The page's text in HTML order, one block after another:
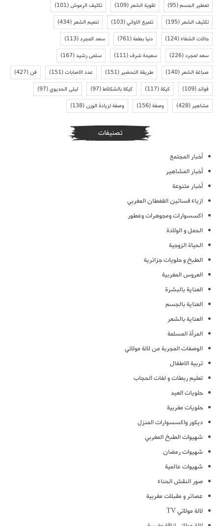
تعطير الجسم(95) تقوية الشعر(109) تكثيف الرموش(101)
تكثيف الشعر(195) تلميع الاواني(103) تنعيم الشعر(434)
حالات الشفاء(124) دنيا بطمة(761) سعد المجرد(113)
سعد لمجرد(226) سعيدة شرف(111) سلمى رشيد(167)
صباغة الشعر(140) طريقة التحضير(151) عدد الاصابات(151) فن(427)
فوائد(109) كيكة(117) كيكة بالشكلاط(97) ليلى الحديوي(97)
مشاهير(428) وصفة(156) وصفة لزيادة الوزن(138)
تصنيفات
أخبار المجتمع
أخبار المشاهير
أخبار متنوعة
ازياء فساتين القفطان المغربي
اكسسوارات ومجوهرات وعطور
الحمل و الولادة
الحياة الزوجية
الطبخ و حلويات جزائرية
العروس المغربية
العناية بالبشرة
العناية بالجسم
العناية بالشعر
المرأة المسلمة
الوصفات المجربة من لالة مولاتي
تربية الاطفال
تعليم ربطات و لفات الحجاب
حلويات العيد
حلويات مغربية
ديكور واكسسوارات المنزل
شهيوات الطبخ المغربي
شهيوات رمضان
شهيوات عالمية
صور النقش الحناء
عصائر و مقبلات مغربية
لالة مولاتي TV